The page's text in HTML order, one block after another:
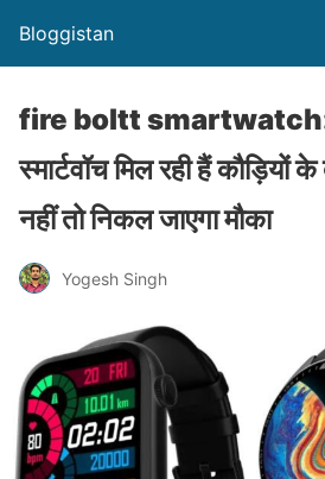
Bloggistan
fire boltt smartwatch:
स्मार्टवॉच मिल रही हैं कौड़ियों
नहीं तो निकल जाएगा मौका
Yogesh Singh